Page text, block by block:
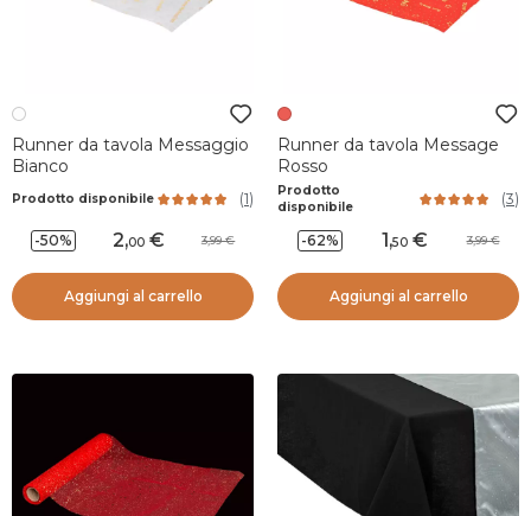
Runner da tavola Messaggio
Bianco
Prodotto disponibile (1)
-50% 2,00 3,99
Aggiungi al carrello
Runner da tavola Message
Rosso
Prodotto
disponibile
(3)
-62% 1,50 3,99
Aggiungi al carrello